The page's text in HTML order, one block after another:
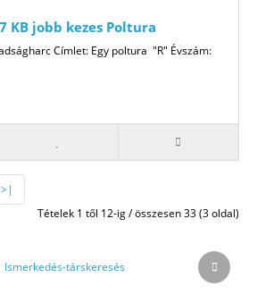
KB jobb kezes Poltura
Címlet: Egy poltura "R" Évszám:
>|
Tételek 1 től 12-ig / összesen 33 (3 oldal)